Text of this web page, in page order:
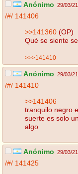
Anónimo 29/03/
/#/ 141406
>>141360 (OP)
Qué se siente
>>>141410
Anónimo 29/03/
/#/ 141410
>>141406
tranquilo negro
suerte es solo
algo
Anónimo 29/03/
/#/ 141425